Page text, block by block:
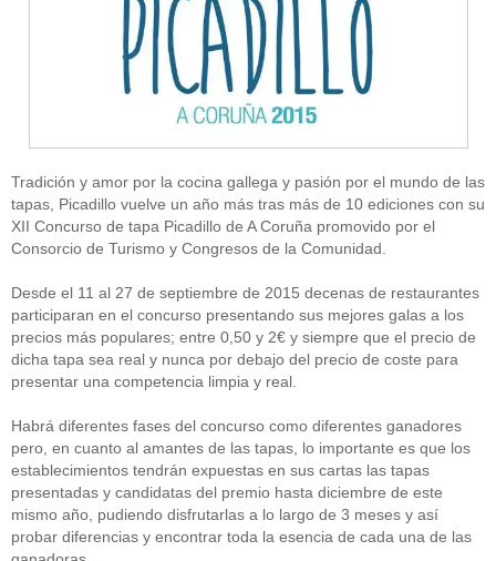
Tradición y amor por la cocina gallega y pasión por el mundo de las
tapas, Picadillo vuelve un año más tras más de 10 ediciones con su
XII Concurso de tapa Picadillo de A Coruña promovido por el
Consorcio de Turismo y Congresos de la Comunidad.
Desde el 11 al 27 de septiembre de 2015 decenas de restaurantes
participaran en el concurso presentando sus mejores galas a los
precios más populares; entre 0,50 y 2€ y siempre que el precio de
dicha tapa sea real y nunca por debajo del precio de coste para
presentar una competencia limpia y real.
Habrá diferentes fases del concurso como diferentes ganadores
pero, en cuanto al amantes de las tapas, lo importante es que los
establecimientos tendrán expuestas en sus cartas las tapas
presentadas y candidatas del premio hasta diciembre de este
mismo año, pudiendo disfrutarlas a lo largo de 3 meses y así
probar diferencias y encontrar toda la esencia de cada una de las